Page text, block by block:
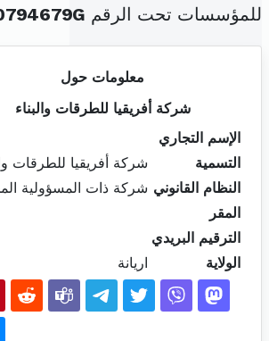
للمؤسسات تحت الرقم
معلومات حول
شركة أفريقيا للطرقات والبناء
الإسم التجاري
التسمية
شركة أفريقيا للطرقات
النظام القانوني شركة ذات المسؤولية
المقر
الترقيم البريدي
الولاية
اريانة